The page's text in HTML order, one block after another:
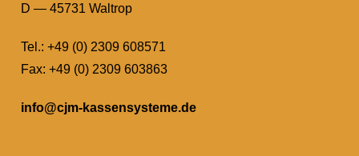
D — 45731 Waltrop
Tel.: +49 (0) 2309 608571
Fax: +49 (0) 2309 603863
info@cjm-kassensysteme.de